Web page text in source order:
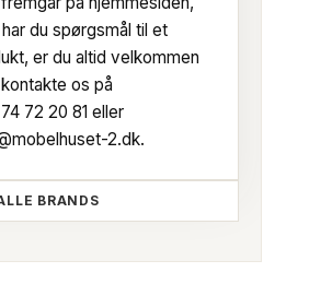
du spørgsmål til et
er du altid velkommen
os på
72 20 81 eller
2.dk.
BRANDS